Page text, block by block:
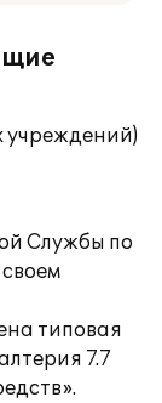
учреждений)
Службы по
типовая
7.7